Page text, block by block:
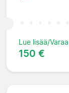
Lue lisää/Varaa
150 €